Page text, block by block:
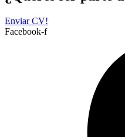
Enviar CV!
Facebook-f